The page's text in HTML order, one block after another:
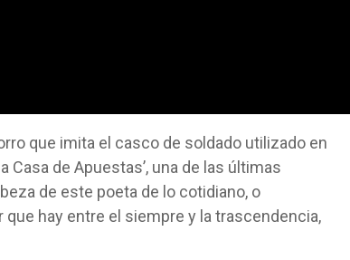
que imita el casco de soldado utilizado en
Casa de Apuestas’, una de las últimas
de este poeta de lo cotidiano, o
hay entre el siempre y la trascendencia,